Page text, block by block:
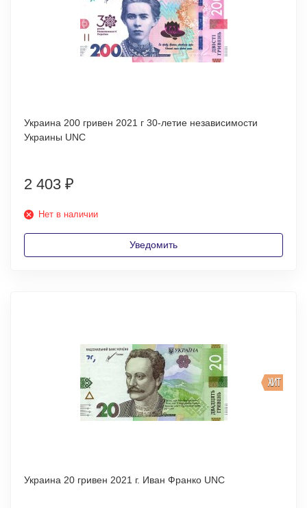
Украина 200 гривен 2021 г 30-летие независимости
Украины UNC
2 403 ₽
Нет в наличии
Уведомить
ХИТ
Украина 20 гривен 2021 г. Иван Франко UNC